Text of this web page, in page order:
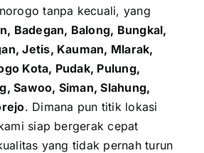
tanpa kecuali, yang
Badegan, Balong, Bungkal,
Jetis, Kauman, Mlarak,
Kota, Pudak, Pulung,
Sawoo, Siman, Slahung,
. Dimana pun titik lokasi
siap bergerak cepat
yang tidak pernah turun